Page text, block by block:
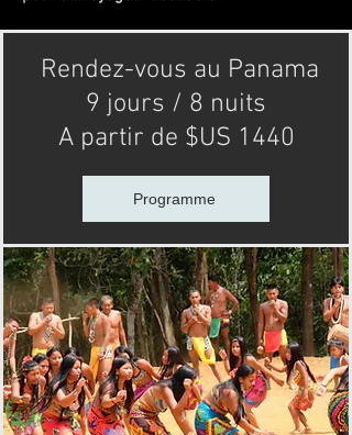
Rendez-vous au Panama
9 jours / 8 nuits
A partir de $US 1440
Programme